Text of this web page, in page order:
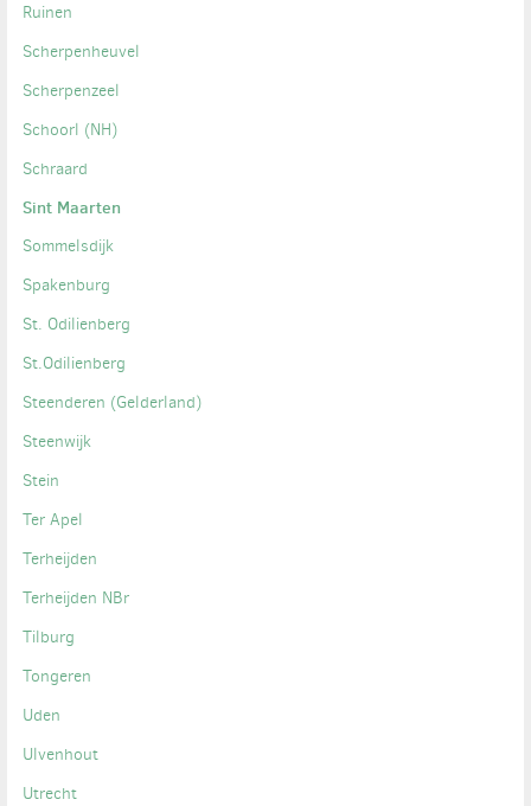
Ruinen
Scherpenheuvel
Scherpenzeel
Schoorl (NH)
Schraard
Sint Maarten
Sommelsdijk
Spakenburg
St. Odilienberg
St.Odilienberg
Steenderen (Gelderland)
Steenwijk
Stein
Ter Apel
Terheijden
Terheijden NBr
Tilburg
Tongeren
Uden
Ulvenhout
Utrecht